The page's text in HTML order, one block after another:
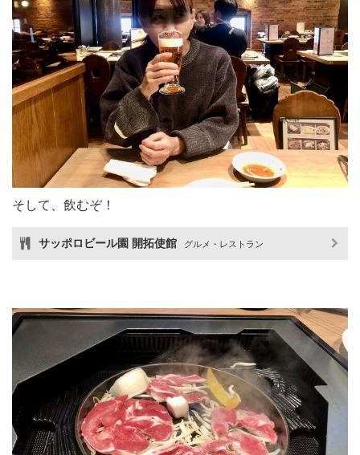
そして、飲むぞ！
サッポロビール園 開拓使館 グルメ・レストラン